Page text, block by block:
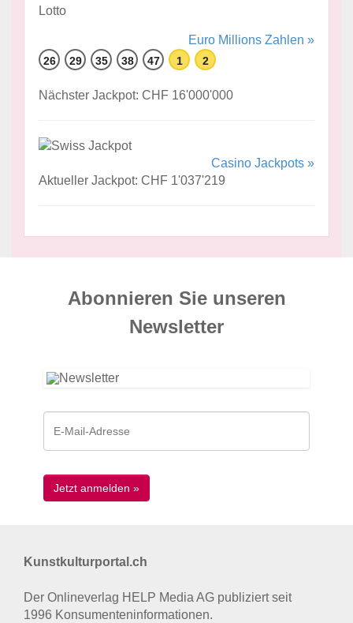
Euro Millions Zahlen »
26 29 35 38 47 1 2
Nächster Jackpot: CHF 16'000'000
Casino Jackpots »
Aktueller Jackpot: CHF 1'037'219
Abonnieren Sie unseren
News­letter
Kunstkulturportal.ch
Der Onlineverlag HELP Media AG publiziert seit
1996 Konsumenten­informationen.